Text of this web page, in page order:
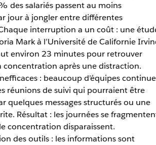
des salariés passent au moins
jour à jongler entre différentes
interruption a un coût : une
Mark à l’Université de Californie
environ 23 minutes pour retrouver
concentration après une distraction.
: beaucoup d’équipes
réunions de suivi qui pourraient être
quelques messages structurés ou une
Résultat : les journées se
concentration disparaissent.
des outils : les informations sont